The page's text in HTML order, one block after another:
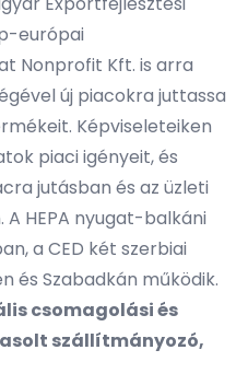
európai
Nonprofit Kft. is arra
új piacokra juttassa
Képviseleteiken
piaci igényeit, és
jutásban és az üzleti
HEPA nyugat-balkáni
a CED két szerbiai
és Szabadkán működik.
csomagolási és
szállítmányozó,